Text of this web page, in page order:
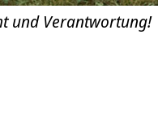
und Verantwortung!